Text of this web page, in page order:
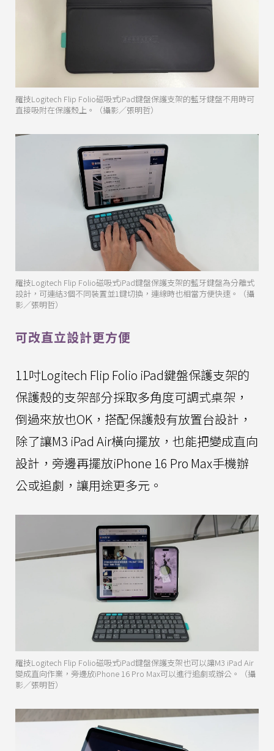
羅技Logitech Flip Folio磁吸式iPad鍵盤保護支架的藍牙鍵盤不用時可
直接吸附在保護殼上。（攝影／張明哲）
羅技Logitech Flip Folio磁吸式iPad鍵盤保護支架的藍牙鍵盤為分離式
設計，可連結3個不同裝置並1鍵切換，連線時也相當方便快速。（攝
影／張明哲）
可改直立設計更方便
11吋Logitech Flip Folio iPad鍵盤保護支架的
保護殼的支架部分採取多角度可調式桌架，
倒過來放也OK，搭配保護殼有放置台設計，
除了讓M3 iPad Air橫向擺放，也能把變成直向
設計，旁邊再擺放iPhone 16 Pro Max手機辦
公或追劇，讓用途更多元。
羅技Logitech Flip Folio磁吸式iPad鍵盤保護支架也可以讓M3 iPad Air
變成直向作業，旁邊放iPhone 16 Pro Max可以進行追劇或辦公。（攝
影／張明哲）